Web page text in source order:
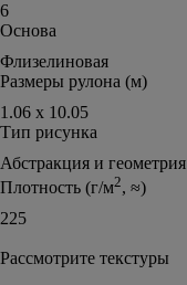
6
Основа
Флизелиновая
Размеры рулона (м)
1.06 х 10.05
Тип рисунка
Абстракция и геометрия
Плотность (г/м2, ≈)
225
Рассмотрите текстуры